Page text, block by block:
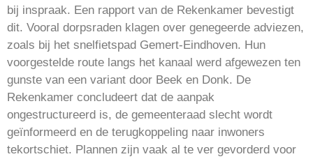
bij inspraak. Een rapport van de Rekenkamer bevestigt
dit. Vooral dorpsraden klagen over genegeerde adviezen,
zoals bij het snelfietspad Gemert-Eindhoven. Hun
voorgestelde route langs het kanaal werd afgewezen ten
gunste van een variant door Beek en Donk. De
Rekenkamer concludeert dat de aanpak
ongestructureerd is, de gemeenteraad slecht wordt
geïnformeerd en de terugkoppeling naar inwoners
tekortschiet. Plannen zijn vaak al te ver gevorderd voor